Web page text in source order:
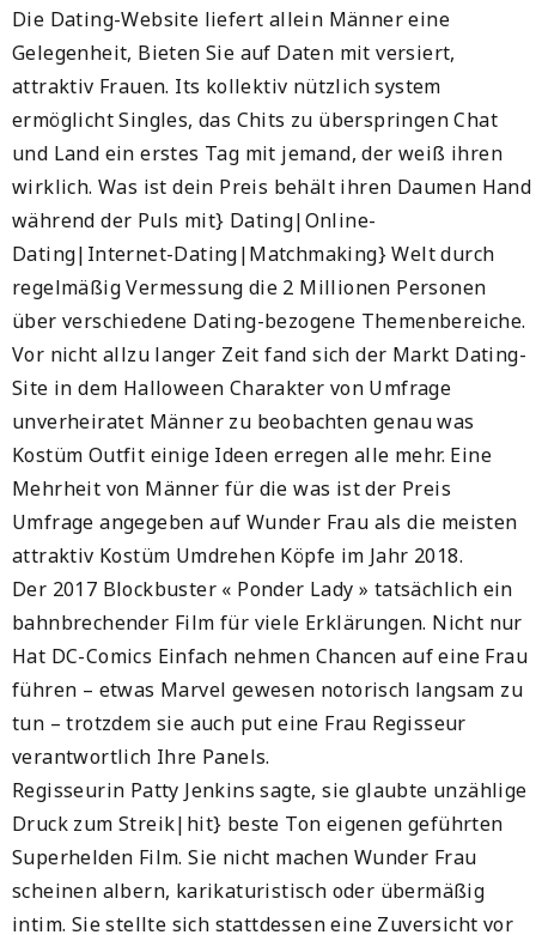
Die Dating-Website liefert allein Männer eine
Gelegenheit, Bieten Sie auf Daten mit versiert,
attraktiv Frauen. Its kollektiv nützlich system
ermöglicht Singles, das Chits zu überspringen Chat
und Land ein erstes Tag mit jemand, der weiß ihren
wirklich. Was ist dein Preis behält ihren Daumen Hand
während der Puls mit} Dating|Online-
Dating|Internet-Dating|Matchmaking} Welt durch
regelmäßig Vermessung die 2 Millionen Personen
über verschiedene Dating-bezogene Themenbereiche.
Vor nicht allzu langer Zeit fand sich der Markt Dating-
Site in dem Halloween Charakter von Umfrage
unverheiratet Männer zu beobachten genau was
Kostüm Outfit einige Ideen erregen alle mehr. Eine
Mehrheit von Männer für die was ist der Preis
Umfrage angegeben auf Wunder Frau als die meisten
attraktiv Kostüm Umdrehen Köpfe im Jahr 2018.
Der 2017 Blockbuster « Ponder Lady » tatsächlich ein
bahnbrechender Film für viele Erklärungen. Nicht nur
Hat DC-Comics Einfach nehmen Chancen auf eine Frau
führen – etwas Marvel gewesen notorisch langsam zu
tun – trotzdem sie auch put eine Frau Regisseur
verantwortlich Ihre Panels.
Regisseurin Patty Jenkins sagte, sie glaubte unzählige
Druck zum Streik|hit} beste Ton eigenen geführten
Superhelden Film. Sie nicht machen Wunder Frau
scheinen albern, karikaturistisch oder übermäßig
intim. Sie stellte sich stattdessen eine Zuversicht vor